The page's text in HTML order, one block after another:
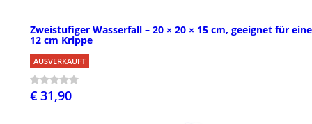
Zweistufiger Wasserfall – 20 × 20 × 15 cm, geeignet für
12 cm Krippe
AUSVERKAUFT
€ 31,90